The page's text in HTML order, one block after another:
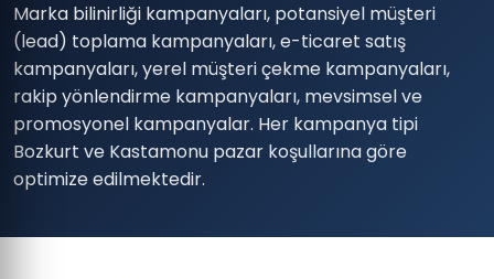
Marka bilinirliği kampanyaları, potansiyel müşteri
(lead) toplama kampanyaları, e-ticaret satış
kampanyaları, yerel müşteri çekme kampanyaları,
rakip yönlendirme kampanyaları, mevsimsel ve
promosyonel kampanyalar. Her kampanya tipi
Bozkurt ve Kastamonu pazar koşullarına göre
optimize edilmektedir.